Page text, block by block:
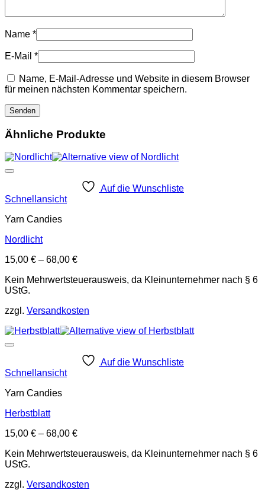
Name *
E-Mail *
Name, E-Mail-Adresse und Website in diesem Browser
für meinen nächsten Kommentar speichern.
Ähnliche Produkte
Auf die Wunschliste
Schnellansicht
Yarn Candies
Nordlicht
15,00 € – 68,00 €
Kein Mehrwertsteuerausweis, da Kleinunternehmer nach § 6
UStG.
zzgl. Versandkosten
Auf die Wunschliste
Schnellansicht
Yarn Candies
Herbstblatt
15,00 € – 68,00 €
Kein Mehrwertsteuerausweis, da Kleinunternehmer nach § 6
UStG.
zzgl. Versandkosten